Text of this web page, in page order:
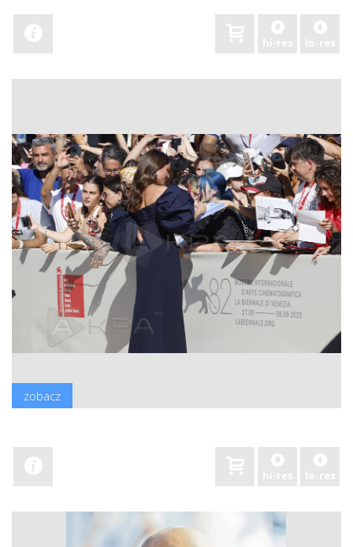
hi-res lo-res
zobacz
hi-res lo-res